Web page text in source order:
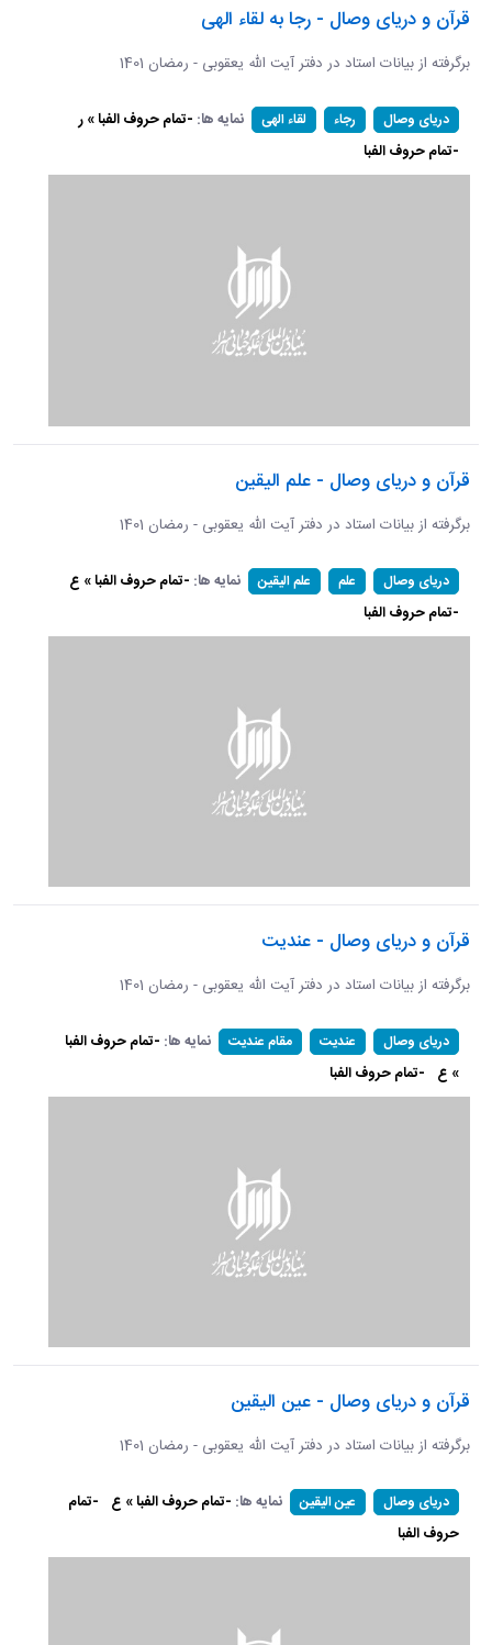
قرآن و دریای وصال - رجا به لقاء الهی
برگرفته از بیانات استاد در دفتر آیت الله یعقوبی - رمضان 1401
دریای وصال رجاء لقاء الهی نمایه ها: -تمام حروف الفبا » ر
-تمام حروف الفبا
قرآن و دریای وصال - علم الیقین
برگرفته از بیانات استاد در دفتر آیت الله یعقوبی - رمضان 1401
دریای وصال علم علم الیقین نمایه ها: -تمام حروف الفبا » ع
-تمام حروف الفبا
قرآن و دریای وصال - عندیت
برگرفته از بیانات استاد در دفتر آیت الله یعقوبی - رمضان 1401
دریای وصال عندیت مقام عندیت نمایه ها: -تمام حروف الفبا
» ع -تمام حروف الفبا
قرآن و دریای وصال - عین الیقین
برگرفته از بیانات استاد در دفتر آیت الله یعقوبی - رمضان 1401
دریای وصال عین الیقین نمایه ها: -تمام حروف الفبا » ع -تمام
حروف الفبا